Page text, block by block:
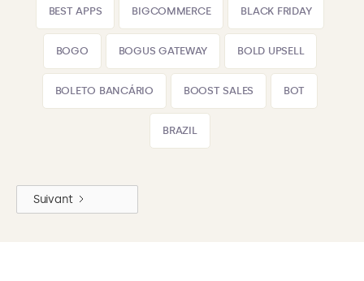
BEST APPS BIGCOMMERCE BLACK FRIDAY
BOGO BOGUS GATEWAY BOLD UPSELL
BOLETO BANCÁRIO BOOST SALES BOT
BRAZIL
Suivant